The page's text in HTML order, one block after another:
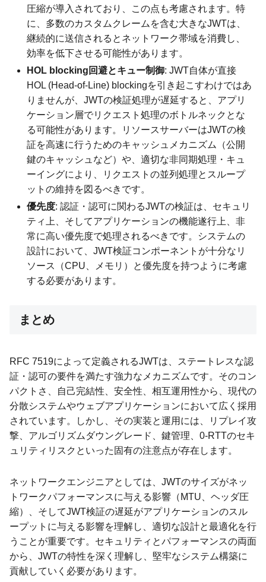
圧縮が導入されており、この点も考慮されます。特
に、多数のカスタムクレームを含む大きなJWTは、
継続的に送信されるとネットワーク帯域を消費し、
効率を低下させる可能性があります。
HOL blocking回避とキュー制御: JWT自体が直接
HOL (Head-of-Line) blockingを引き起こすわけではあ
りませんが、JWTの検証処理が遅延すると、アプリ
ケーション層でリクエスト処理のボトルネックとな
る可能性があります。リソースサーバーはJWTの検
証を高速に行うためのキャッシュメカニズム（公開
鍵のキャッシュなど）や、適切な非同期処理・キュ
ーイングにより、リクエストの並列処理とスループ
ットの維持を図るべきです。
優先度: 認証・認可に関わるJWTの検証は、セキュリ
ティ上、そしてアプリケーションの機能遂行上、非
常に高い優先度で処理されるべきです。システムの
設計において、JWT検証コンポーネントが十分なリ
ソース（CPU、メモリ）と優先度を持つように考慮
する必要があります。
まとめ
RFC 7519によって定義されるJWTは、ステートレスな認
証・認可の要件を満たす強力なメカニズムです。そのコン
パクトさ、自己完結性、安全性、相互運用性から、現代の
分散システムやウェブアプリケーションにおいて広く採用
されています。しかし、その実装と運用には、リプレイ攻
撃、アルゴリズムダウングレード、鍵管理、0-RTTのセキ
ュリティリスクといった固有の注意点が存在します。
ネットワークエンジニアとしては、JWTのサイズがネッ
トワークパフォーマンスに与える影響（MTU、ヘッダ圧
縮）、そしてJWT検証の遅延がアプリケーションのスル
ープットに与える影響を理解し、適切な設計と最適化を行
うことが重要です。セキュリティとパフォーマンスの両面
から、JWTの特性を深く理解し、堅牢なシステム構築に
貢献していく必要があります。